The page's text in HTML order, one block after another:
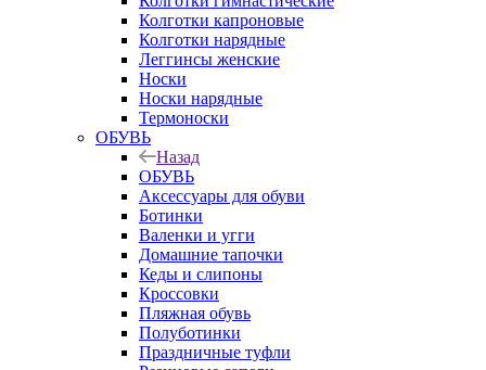
Колготки капроновые
Колготки нарядные
Леггинсы женские
Носки
Носки нарядные
Термоноски
ОБУВЬ
Назад
ОБУВЬ
Аксессуары для обуви
Ботинки
Валенки и угги
Домашние тапочки
Кеды и слипоны
Кроссовки
Пляжная обувь
Полуботинки
Праздничные туфли